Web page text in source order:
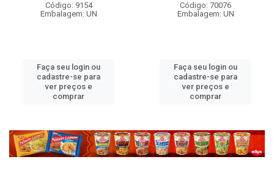
Código: 9154
Embalagem: UN
Faça seu login ou
cadastre-se para
ver preços e
comprar
Código: 70076
Embalagem: UN
Faça seu login ou
cadastre-se para
ver preços e
comprar